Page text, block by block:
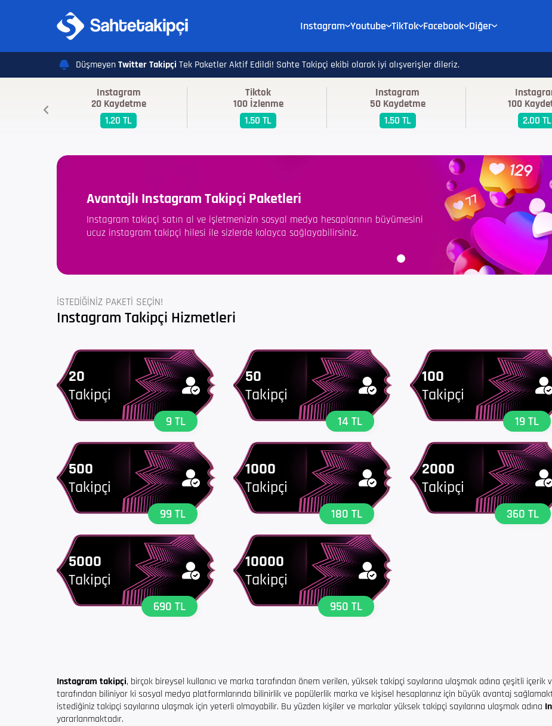
Instagram Youtube TikTok Facebook Diğer
DüşmeyenTwitter Takipçi Tek Paketler Aktif Edildi! Sahte Takipçi ekibi olarak iyi alışverişler dileriz.
Instagram
20 Kaydetme
1.20 TL
Tiktok
100 İzlenme
1.50 TL
Instagram
50 Kaydetme
1.50 TL
100
2.00 TL
Avantajlı Instagram Takipçi Paketleri
Instagram takipçi satın al ve işletmenizin sosyal medya hesaplarının büyümesini
ucuz instagram takipçi hilesi ile sizlerde kolayca sağlayabilirsiniz.
İSTEDİĞİNİZ PAKETİ SEÇİN!
Instagram Takipçi Hizmetleri
20
Takipçi
9 TL
50
Takipçi
14 TL
100
Takipçi
19 TL
500
Takipçi
99 TL
1000
Takipçi
180 TL
2000
Takipçi
360 TL
5000
Takipçi
690 TL
10000
Takipçi
950 TL
Instagram takipçi, birçok bireysel kullanıcı ve marka tarafından önem verilen, yüksek takipçi sayılarına ulaşmak adına çeşitli
tarafından biliniyor ki sosyal medya platformlarında bilinirlik ve popülerlik marka ve kişisel hesaplarınız için büyük avantaj
istediğiniz takipçi sayılarına ulaşmak için yeterli olmayabilir. Bu yüzden kişiler ve markalar yüksek takipçi sayılarına ulaşmak adına
yararlanmaktadır.